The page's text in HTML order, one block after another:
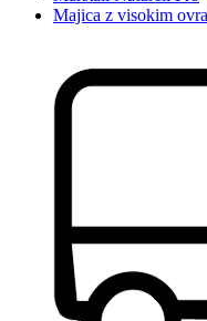
Majica z visokim